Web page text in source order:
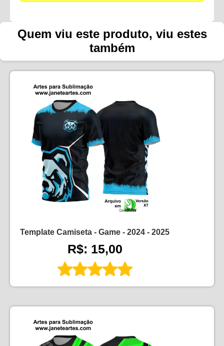
Quem viu este produto, viu estes
também
Template Camiseta - Game - 2024 - 2025
R$: 15,00